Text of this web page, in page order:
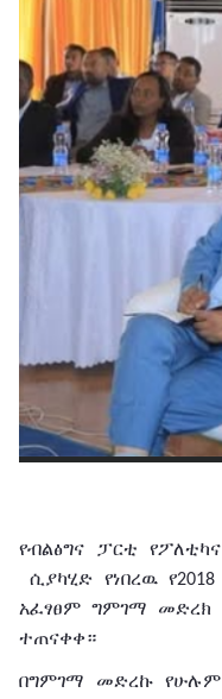
የብልፅግና ፓርቲ የፖለቲካና
ሲያካሂድ የነበረዉ የ2018
አፈፃፀም ግምገማ መድረክ
ተጠናቀቀ።
በግምገማ መድረኩ የሁሉም